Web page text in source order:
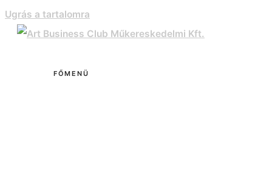
Ugrás a tartalomra
FŐMENÜ